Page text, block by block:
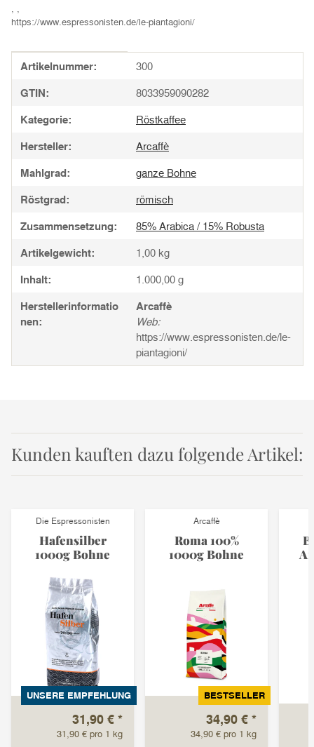
, ,
https://www.espressonisten.de/le-piantagioni/
Produkteigenschaft
Wert
Artikelnummer: 300
GTIN: 8033959090282
Kategorie: Röstkaffee
Hersteller: Arcaffè
Mahlgrad: ganze Bohne
Röstgrad: römisch
Zusammensetzung: 85% Arabica / 15% Robusta
Artikelgewicht: 1,00 kg
Inhalt: 1.000,00 g
Herstellerinformatio
nen:
Arcaffè
Web:
https://www.espressonisten.de/le-
piantagioni/
Kunden kauften dazu folgende Artikel:
Die Espressonisten
Hafensilber
1000g Bohne
UNSERE EMPFEHLUNG
31,90 € *
31,90 € pro 1 kg
Arcaffè
Roma 100%
1000g Bohne
BESTSELLER
34,90 € *
34,90 € pro 1 kg